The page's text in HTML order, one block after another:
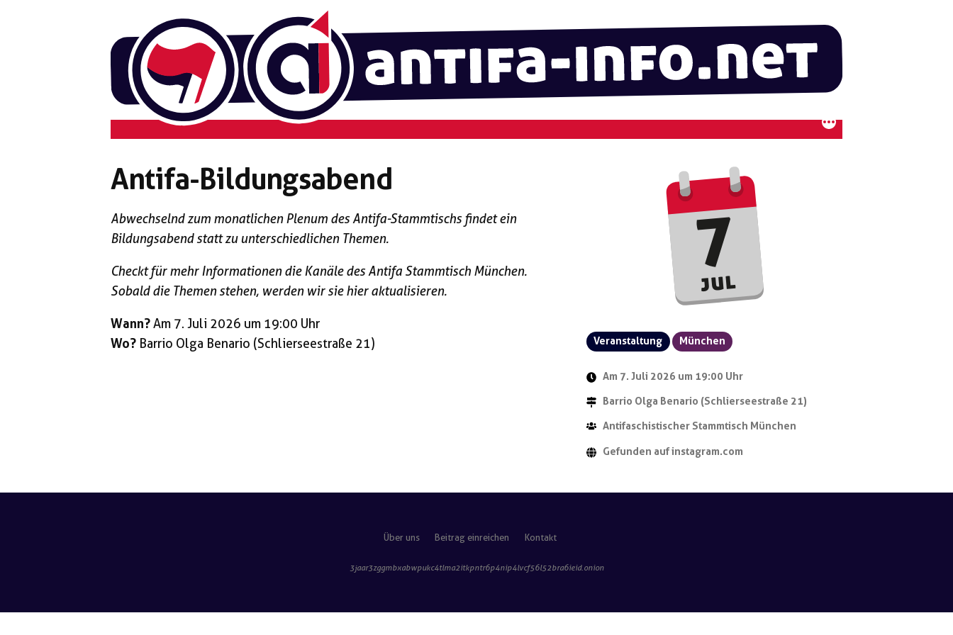
jul
7
Antifa-Bildungsabend
Veranstaltung München
Am 7. Juli 2026 um 19:00 Uhr
Barrio Olga Benario (Schlierseestraße 21)
Antifaschistischer Stammtisch München
Gefunden auf instagram.com
Abwechselnd zum monatlichen Plenum des Antifa-Stammtischs findet ein
Bildungsabend statt zu unterschiedlichen Themen.
Checkt für mehr Informationen die Kanäle des Antifa Stammtisch München.
Sobald die Themen stehen, werden wir sie hier aktualisieren.
Wann?Am 7. Juli 2026 um 19:00 Uhr
Wo? Barrio Olga Benario (Schlierseestraße 21)
Über uns Beitrag einreichen Kontakt
3jaar3zggmbxabwpukc4tlma2itkpntr6p4nip4lvcf56l52bra6ieid.onion